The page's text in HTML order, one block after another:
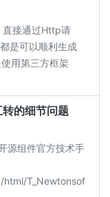
直接通过Http请
是可以顺利生成
用第三方框架
的细节问题
源组件官方技术手
T_Newtonsof